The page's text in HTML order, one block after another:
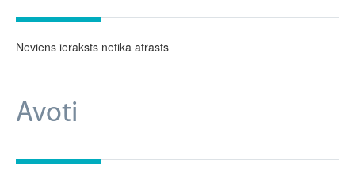
Neviens ieraksts netika atrasts
Avoti